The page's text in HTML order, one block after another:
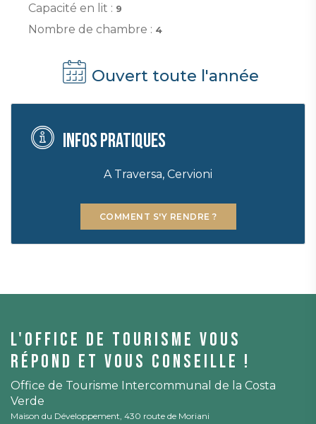
Capacité en lit : 9
Nombre de chambre : 4
Ouvert toute l'année
Infos pratiques
A Traversa, Cervioni
COMMENT S'Y RENDRE ?
L'office de tourisme vous
répond et vous conseille !
Office de Tourisme Intercommunal de la Costa
Verde
Maison du Développement, 430 route de Moriani